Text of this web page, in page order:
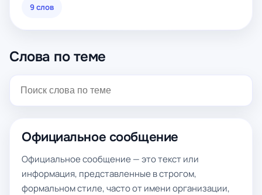
9 слов
Слова по теме
Официальное сообщение
Официальное сообщение — это текст или
информация, представленные в строгом,
формальном стиле, часто от имени организации,